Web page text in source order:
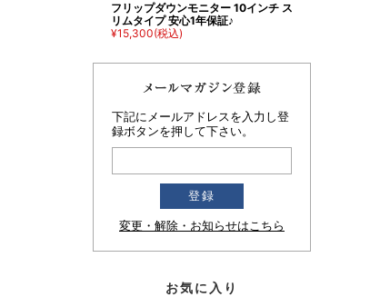
フリップダウンモニター 10インチ ス
リムタイプ 安心1年保証♪
¥15,300(税込)
下記にメールアドレスを入力し登
録ボタンを押して下さい。
変更・解除・お知らせはこちら
お気に入り